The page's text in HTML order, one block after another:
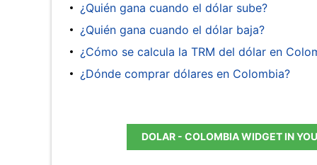
¿Quién gana cuando el dólar sube?
¿Quién gana cuando el dólar baja?
¿Cómo se calcula la TRM del dólar en
¿Dónde comprar dólares en Colombia?
DOLAR - COLOMBIA WIDGET IN